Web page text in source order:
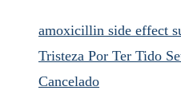
amoxicillin side effect
Tristeza Por Ter Tido
Cancelado